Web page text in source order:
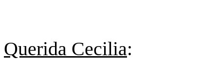
Querida Cecilia: